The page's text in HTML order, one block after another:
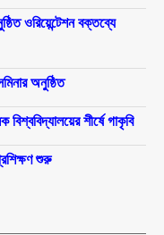
ওরিয়েন্টেশন বক্তব্যে
অনুষ্ঠিত
শীর্ষে গাকৃবি
শুরু